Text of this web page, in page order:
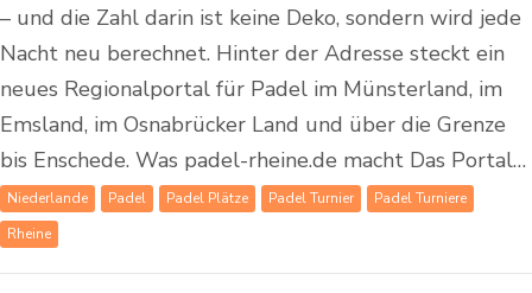
– und die Zahl darin ist keine Deko, sondern wird jede
Nacht neu berechnet. Hinter der Adresse steckt ein
neues Regionalportal für Padel im Münsterland, im
Emsland, im Osnabrücker Land und über die Grenze
bis Enschede. Was padel-rheine.de macht Das Portal…
Niederlande Padel Padel Plätze Padel Turnier
Padel Turniere
Rheine